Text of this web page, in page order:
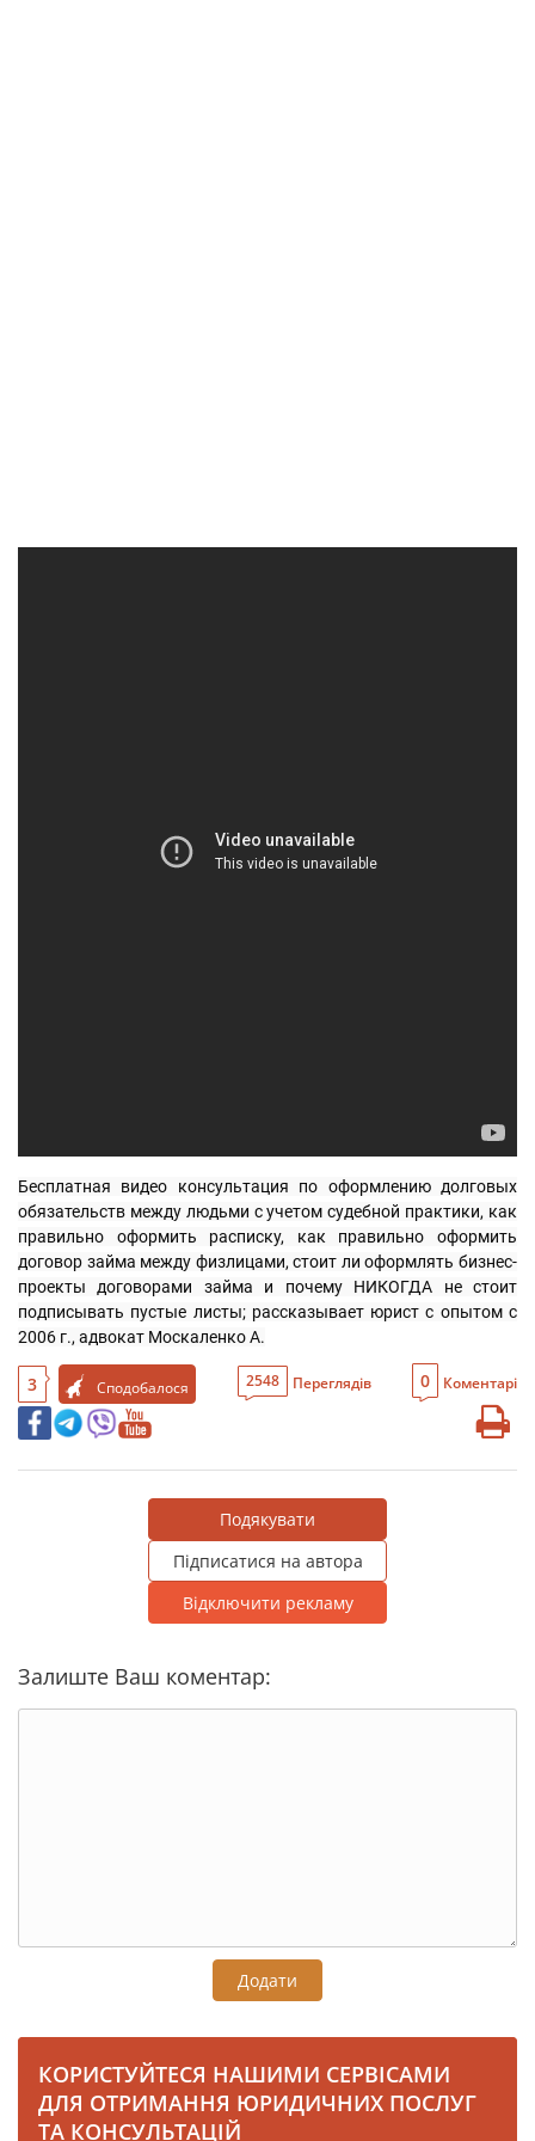
Бесплатная видео консультация по оформлению долговых
обязательств между людьми с учетом судебной практики, как
правильно оформить расписку, как правильно оформить
договор займа между физлицами, стоит ли оформлять бизнес-
проекты договорами займа и почему НИКОГДА не стоит
подписывать пустые листы; рассказывает юрист с опытом с
2006 г., адвокат Москаленко А.
3 Сподобалося 2548 Переглядів 0 Коментарі
Подякувати
Підписатися на автора
Відключити рекламу
Залиште Ваш коментар:
Додати
КОРИСТУЙТЕСЯ НАШИМИ СЕРВІСАМИ
ДЛЯ ОТРИМАННЯ ЮРИДИЧНИХ ПОСЛУГ
ТА КОНСУЛЬТАЦІЙ